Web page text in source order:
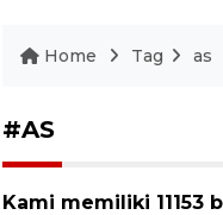
Home Tag as
#AS
Kami memiliki 11153